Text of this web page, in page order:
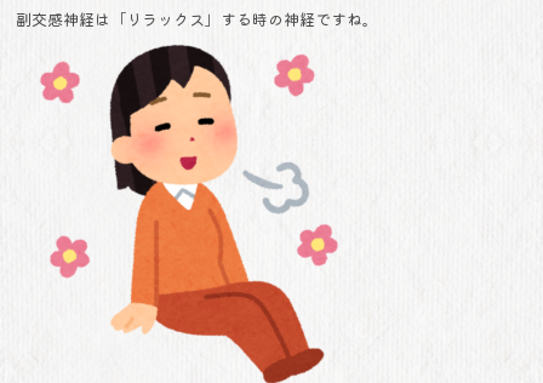
副交感神経は「リラックス」する時の神経ですね。